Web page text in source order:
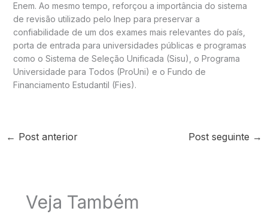
Enem. Ao mesmo tempo, reforçou a importância do sistema
de revisão utilizado pelo Inep para preservar a
confiabilidade de um dos exames mais relevantes do país,
porta de entrada para universidades públicas e programas
como o Sistema de Seleção Unificada (Sisu), o Programa
Universidade para Todos (ProUni) e o Fundo de
Financiamento Estudantil (Fies).
← Post anterior Post seguinte →
Veja Também